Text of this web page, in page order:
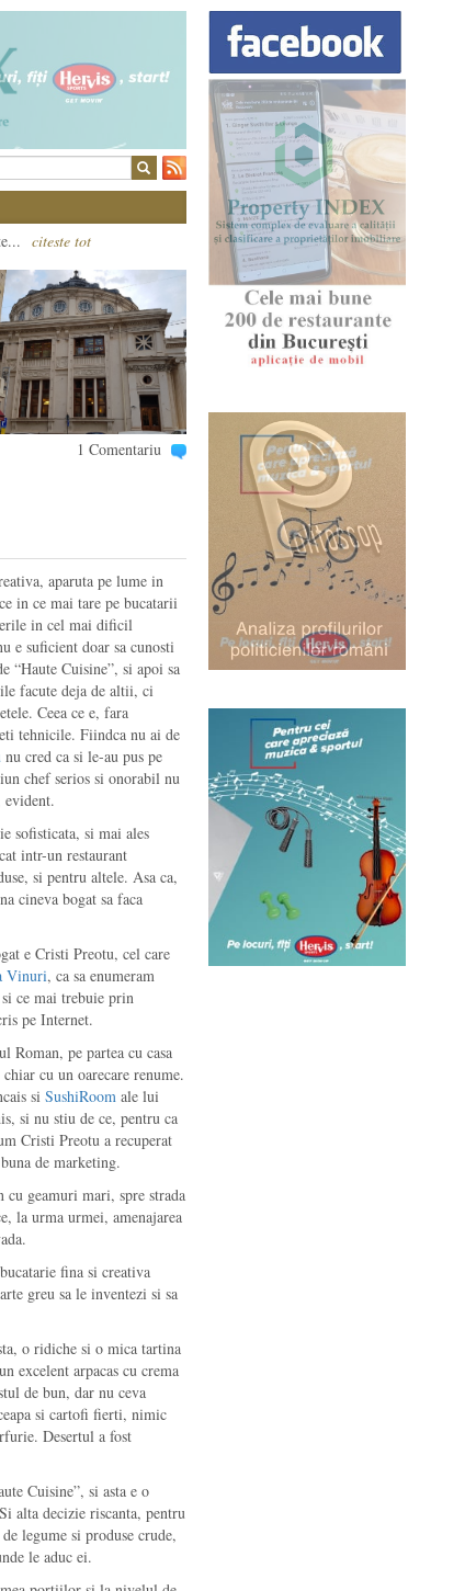
citeste tot
1 Comentariu
aparuta pe lume in
in ce mai tare pe bucatarii
in cel mai dificil
e suficient doar sa cunosti
“Haute Cuisine”, si apoi sa
facute deja de altii, ci
Ceea ce e, fara
tehnicile. Fiindca nu ai de
nu cred ca si le-au pus pe
chef serios si onorabil nu
evident.
sofisticata, si mai ales
intr-un restaurant
si pentru altele. Asa ca,
cineva bogat sa faca
e Cristi Preotu, cel care
Vinuri, ca sa enumeram
ce mai trebuie prin
pe Internet.
Roman, pe partea cu casa
cu un oarecare renume.
si SushiRoomale lui
si nu stiu de ce, pentru ca
Cristi Preotu a recuperat
de marketing.
geamuri mari, spre strada
la urma urmei, amenajarea
fina si creativa
greu sa le inventezi si sa
o ridiche si o mica tartina
excelent arpacas cu crema
de bun, dar nu ceva
si cartofi fierti, nimic
Desertul a fost
Cuisine”, si asta e o
alta decizie riscanta, pentru
legume si produse crude,
le aduc ei.